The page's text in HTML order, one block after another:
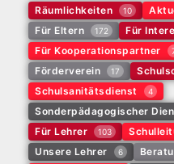
Räumlichkeiten 10
Für Eltern 172 Für
Für Kooperationspartner
Förderverein 17
Schulsanitätsdienst 4
Sonderpädagogischer
Für Lehrer 103
Unsere Lehrer 6